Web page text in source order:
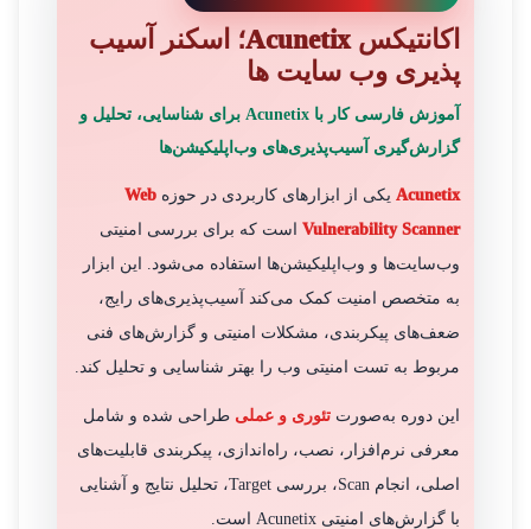
اکانتیکس Acunetix؛ اسکنر آسیب
پذیری وب سایت ها
آموزش فارسی کار با Acunetix برای شناسایی، تحلیل و
گزارش‌گیری آسیب‌پذیری‌های وب‌اپلیکیشن‌ها
Acunetixیکی از ابزارهای کاربردی در حوزه Web
Vulnerability Scannerاست که برای بررسی امنیتی
وب‌سایت‌ها و وب‌اپلیکیشن‌ها استفاده می‌شود. این ابزار
به متخصص امنیت کمک می‌کند آسیب‌پذیری‌های رایج،
ضعف‌های پیکربندی، مشکلات امنیتی و گزارش‌های فنی
مربوط به تست امنیتی وب را بهتر شناسایی و تحلیل کند.
این دوره به‌صورت تئوری و عملی طراحی شده و شامل
معرفی نرم‌افزار، نصب، راه‌اندازی، پیکربندی قابلیت‌های
اصلی، انجام Scan، بررسی Target، تحلیل نتایج و آشنایی
با گزارش‌های امنیتی Acunetix است.